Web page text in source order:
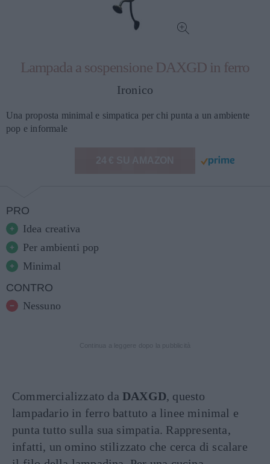
Lampada a sospensione DAXGD in ferro
Ironico
Una proposta minimal e simpatica per chi punta a un ambiente
pop e informale
PRO
Idea creativa
Per ambienti pop
Minimal
CONTRO
Nessuno
Commercializzato da DAXGD, questo
lampadario in ferro battuto a linee minimal e
punta tutto sulla sua simpatia. Rappresenta,
infatti, un omino stilizzato che cerca di scalare